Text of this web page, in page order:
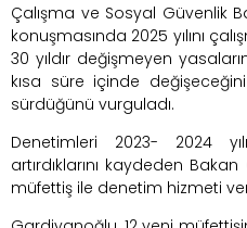
Çalışma ve Sosyal Güvenlik
konuşmasında 2025 yılını
30 yıldır değişmeyen
kısa süre içinde
sürdüğünü vurguladı.
Denetimleri 2023- 2024
artırdıklarını kaydeden
müfettiş ile denetim hizmeti